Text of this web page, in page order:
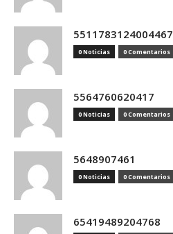
5511783124004467
0 Noticias 0 Comentarios
5564760620417
0 Noticias 0 Comentarios
5648907461
0 Noticias 0 Comentarios
65419489204768